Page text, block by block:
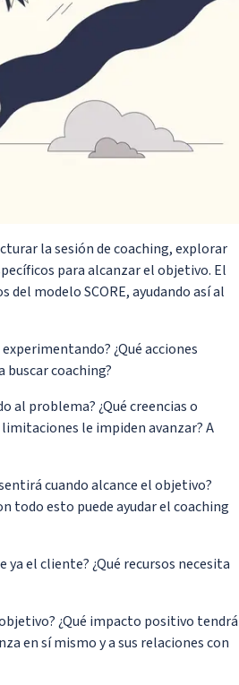
la sesión de coaching, explorar
para alcanzar el objetivo. El
modelo SCORE, ayudando así al
¿Qué acciones
coaching?
al problema? ¿Qué creencias o
le impiden avanzar? A
cuando alcance el objetivo?
todo esto puede ayudar el coaching
el cliente? ¿Qué recursos necesita
¿Qué impacto positivo tendrá
en sí mismo y a sus relaciones con